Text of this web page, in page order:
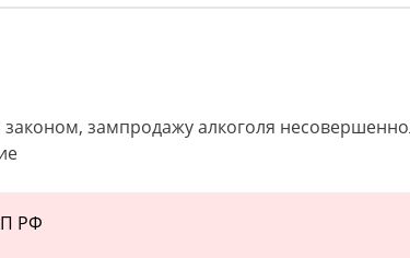
законом, зампродажу алкоголя
РФ